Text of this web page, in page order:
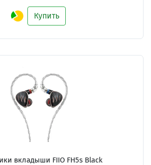
Купить
вкладыши FIIO FH5s Black